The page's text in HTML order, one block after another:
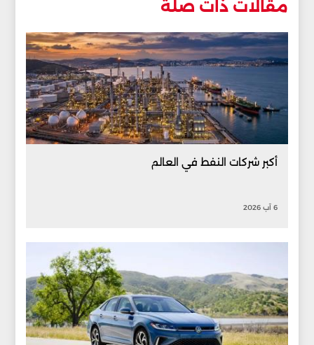
مقالات ذات صلة
أكبر شركات النفط في العالم
6 آب 2026